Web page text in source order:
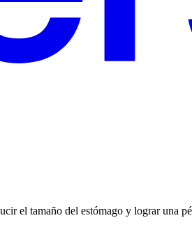
el tamaño del estómago y lograr una